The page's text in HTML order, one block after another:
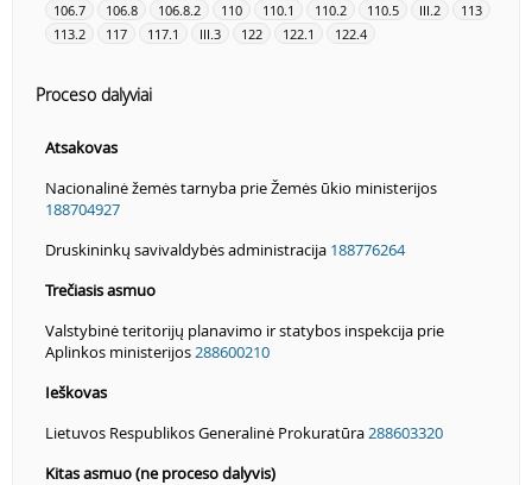
106.7
106.8 106.8.2 110 110.1 110.2 110.5 III.2
113
113.2
117 117.1 III.3 122 122.1 122.4
Proceso dalyviai
Atsakovas
Nacionalinė žemės tarnyba prie Žemės ūkio ministerijos
188704927
Druskininkų savivaldybės administracija 188776264
Trečiasis asmuo
Valstybinė teritorijų planavimo ir statybos inspekcija prie
Aplinkos ministerijos 288600210
Ieškovas
Lietuvos Respublikos Generalinė Prokuratūra 288603320
Kitas asmuo (ne proceso dalyvis)